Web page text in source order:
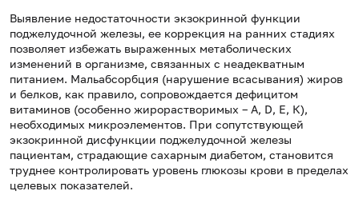
Выявление недостаточности экзокринной функции
поджелудочной железы, ее коррекция на ранних стадиях
позволяет избежать выраженных метаболических
изменений в организме, связанных с неадекватным
питанием. Мальабсорбция (нарушение всасывания) жиров
и белков, как правило, сопровождается дефицитом
витаминов (особенно жирорастворимых – А, D, Е, К),
необходимых микроэлементов. При сопутствующей
экзокринной дисфункции поджелудочной железы
пациентам, страдающие сахарным диабетом, становится
труднее контролировать уровень глюкозы крови в пределах
целевых показателей.